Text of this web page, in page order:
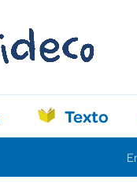
Texto